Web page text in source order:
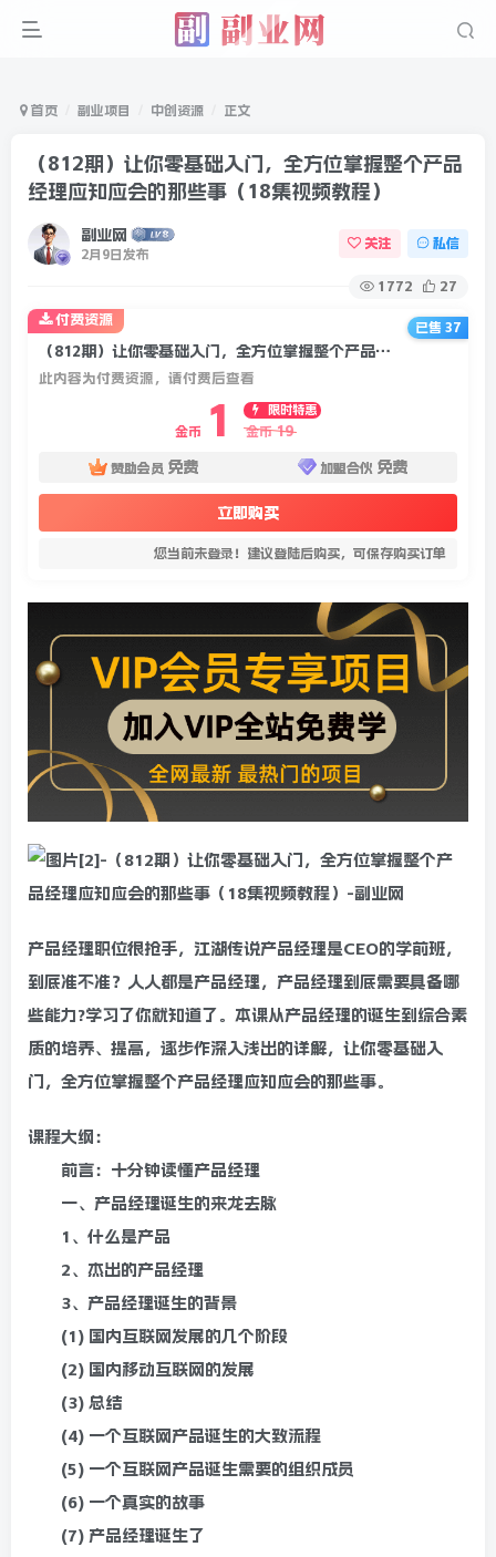
首页 副业项目 中创资源 正文
（812期）让你零基础入门，全方位掌握整个产品
经理应知应会的那些事（18集视频教程）
副业网
2月9日发布
关注 私信
1772 27
（812期）让你零基础入门，全方位掌握整个产品经理应知应会的那些事（18集视频教程）
此内容为付费资源，请付费后查看
金币 1
限时特惠
金币 19
赞助会员 免费 加盟合伙 免费
立即购买
您当前未登录！建议登陆后购买，可保存购买订单
付费资源
已售 37
产品经理职位很抢手，江湖传说产品经理是CEO的学前班，
到底准不准？人人都是产品经理，产品经理到底需要具备哪
些能力?学习了你就知道了。本课从产品经理的诞生到综合素
质的培养、提高，逐步作深入浅出的详解，让你零基础入
门，全方位掌握整个产品经理应知应会的那些事。
课程大纲：
前言：十分钟读懂产品经理
一、产品经理诞生的来龙去脉
1、什么是产品
2、杰出的产品经理
3、产品经理诞生的背景
(1) 国内互联网发展的几个阶段
(2) 国内移动互联网的发展
(3) 总结
(4) 一个互联网产品诞生的大致流程
(5) 一个互联网产品诞生需要的组织成员
(6) 一个真实的故事
(7) 产品经理诞生了